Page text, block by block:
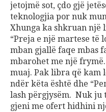
jetojmë sot, çdo gjë
teknologjia por nuk
Xhunga ka shkruan
“Preja e një martese të
mban gjallë faqe mbas
mbarohet me një
muaj. Pak libra që kam
ndër këta është dhe
lash përgjysëm. Nuk ju
gjeni me ofert hidhini